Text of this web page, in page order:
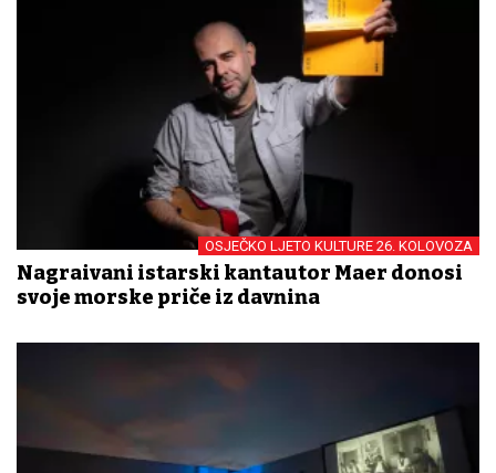
OSJEČKO LJETO KULTURE 26. KOLOVOZA
Nagrađivani istarski kantautor Maer donosi
svoje morske priče iz davnina